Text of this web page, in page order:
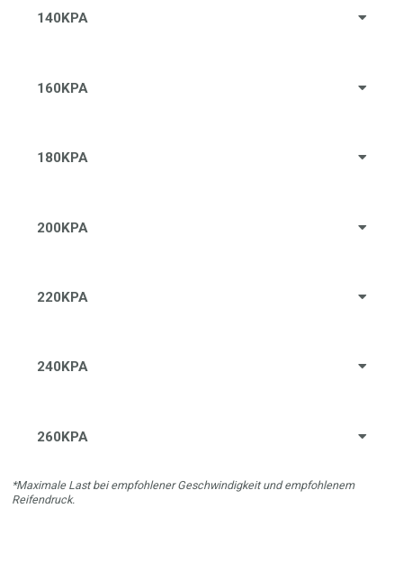
140KPA
160KPA
180KPA
200KPA
220KPA
240KPA
260KPA
*Maximale Last bei empfohlener Geschwindigkeit und empfohlenem
Reifendruck.